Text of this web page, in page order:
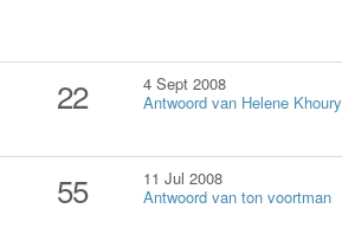
22
4 Sept 2008
Antwoord van Helene Khoury
55
11 Jul 2008
Antwoord van ton voortman